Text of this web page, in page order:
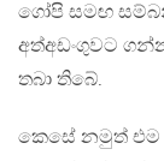
ගෝපි සමඟ
අත්අඩංගුවට
තබා තිබේ.
කෙසේ නමුත් එම